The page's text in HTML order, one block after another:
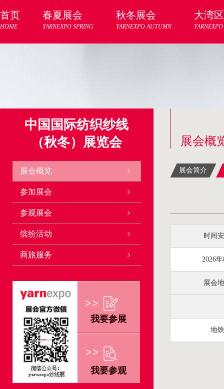
首页
HOME
春夏展会
YARNEXPO SPRING
秋冬展会
YARNEXPO AUTUMN
大湾
中国国际纺织纱线
（秋冬）展览会
展会概览
参加展会
参观展会
缤纷活动
商旅服务
我要参展
我要参观
展会概
展会简介
时间
2026
展会
地铁